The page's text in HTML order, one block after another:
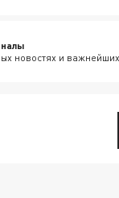
новостях и